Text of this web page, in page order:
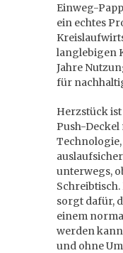
Einweg-
ein echtes
langlebigen
Jahre
für
Herzstück
Push-
Technologie,
unterwegs,
sorgt dafür,
einem
werden
und ohne